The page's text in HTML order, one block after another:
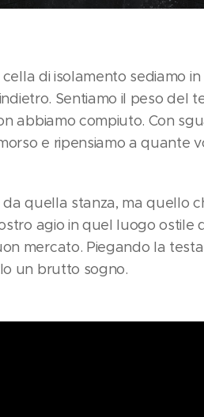
di isolamento sediamo
Sentiamo il peso del
abbiamo compiuto. Con
e ripensiamo a quante
quella stanza, ma quello
agio in quel luogo ostile
mercato. Piegando la
un brutto sogno.